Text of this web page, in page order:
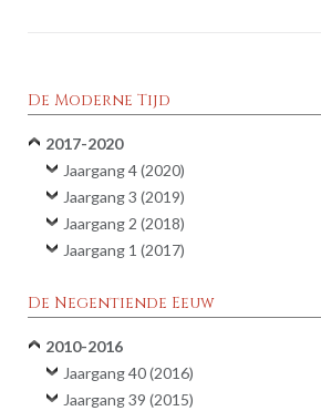
De Moderne Tijd
2017-2020
Jaargang 4 (2020)
Jaargang 3 (2019)
Jaargang 2 (2018)
Jaargang 1 (2017)
De Negentiende Eeuw
2010-2016
Jaargang 40 (2016)
Jaargang 39 (2015)